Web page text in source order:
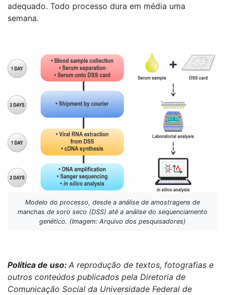
adequado. Todo processo dura em média uma
semana.
Modelo do processo, desde a análise de amostragens de
manchas de soro seco (DSS) até a análise do sequenciamento
genético. (Imagem: Arquivo dos pesquisadores)
Política de uso: A reprodução de textos, fotografias e
outros conteúdos publicados pela Diretoria de
Comunicação Social da Universidade Federal de